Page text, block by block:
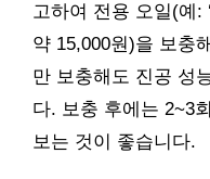
고하여 전용 오일(예:
약 15,000원)을 보충
만 보충해도 진공 성
다. 보충 후에는 2~3
보는 것이 좋습니다.